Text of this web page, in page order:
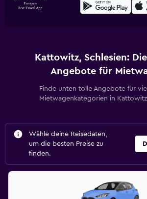
Kattowitz, Schlesien:
Angebote für
Finde unten tolle Angebote für
Mietwagenkategorien in
Wähle deine Reisedaten,
um die besten Preise zu
finden.